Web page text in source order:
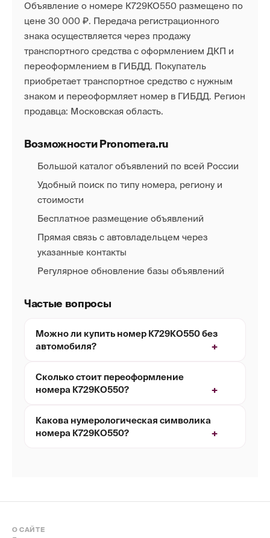
Объявление о номере К729КО550 размещено по
цене 30 000 ₽. Передача регистрационного
знака осуществляется через продажу
транспортного средства с оформлением ДКП и
переоформлением в ГИБДД. Покупатель
приобретает транспортное средство с нужным
знаком и переоформляет номер в ГИБДД. Регион
продавца: Московская область.
Возможности Pronomera.ru
Большой каталог объявлений по всей России
Удобный поиск по типу номера, региону и
стоимости
Бесплатное размещение объявлений
Прямая связь с автовладельцем через
указанные контакты
Регулярное обновление базы объявлений
Частые вопросы
Можно ли купить номер К729КО550 без
автомобиля?
Сколько стоит переоформление
номера К729КО550?
Какова нумерологическая символика
номера К729КО550?
О САЙТЕ